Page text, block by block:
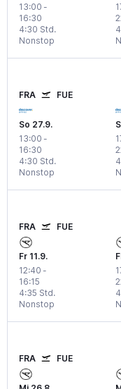
13:00 -
16:30
Nonstop
4:30 Std.
FRA FUE
So 27.9.
13:00 -
16:30
Nonstop
4:30 Std.
FRA FUE
Fr 11.9.
12:40 -
16:15
Nonstop
4:35 Std.
FRA FUE